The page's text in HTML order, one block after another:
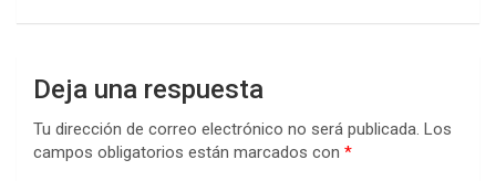
Deja una respuesta
Tu dirección de correo electrónico no será publicada. Los
campos obligatorios están marcados con *